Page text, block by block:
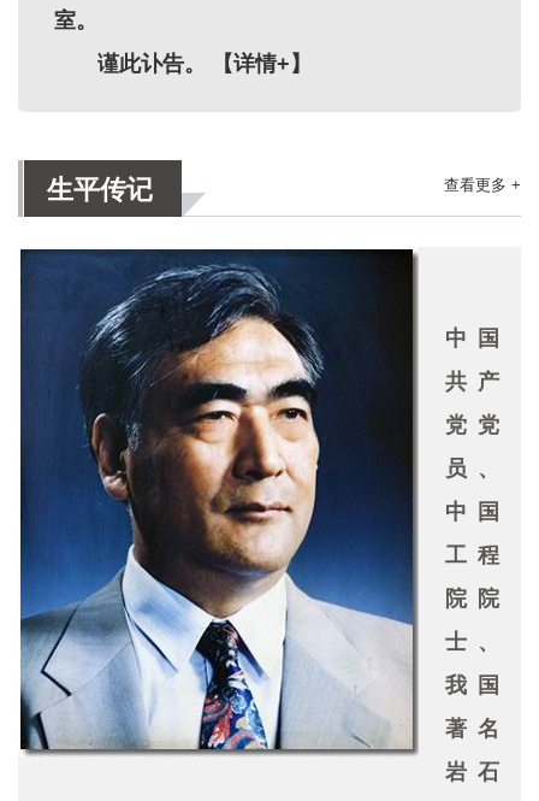
室。
谨此讣告。
【详情+】
生平传记 查看更多 +
中国
共产
党党
员、
中国
工程
院院
士、
我国
著名
岩石